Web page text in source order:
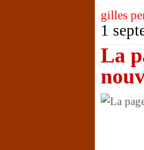
gilles
1
La